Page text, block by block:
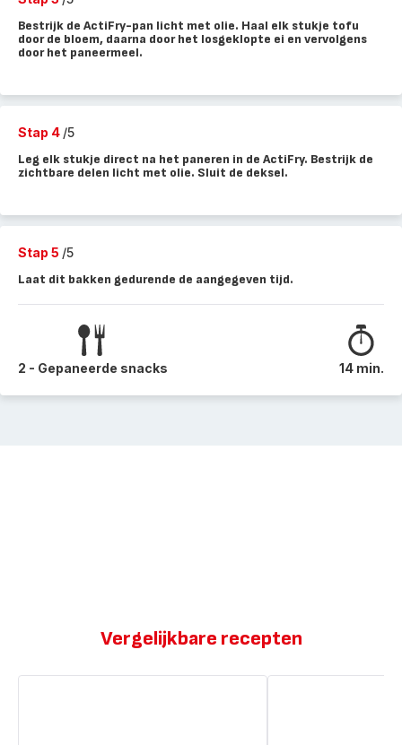
Bestrijk de ActiFry-pan licht met olie. Haal elk stukje tofu
door de bloem, daarna door het losgeklopte ei en vervolgens
door het paneermeel.
Stap 4 /5
Leg elk stukje direct na het paneren in de ActiFry. Bestrijk de
zichtbare delen licht met olie. Sluit de deksel.
Stap 5 /5
Laat dit bakken gedurende de aangegeven tijd.
2 - Gepaneerde snacks 14 min.
Vergelijkbare recepten